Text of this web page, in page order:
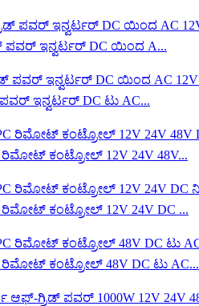
ಪವರ್ ಇನ್ವರ್ಟರ್ DC ಯಿಂದ A...
ಇನ್ವರ್ಟರ್ DC ಟು AC...
ರಿಮೋಟ್ ಕಂಟ್ರೋಲ್ 12V 24V 48V...
ರಿಮೋಟ್ ಕಂಟ್ರೋಲ್ 12V 24V DC ...
ರಿಮೋಟ್ ಕಂಟ್ರೋಲ್ 48V DC ಟು AC...